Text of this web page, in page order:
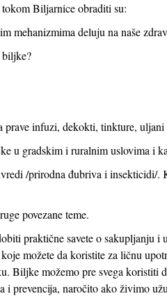
Biljarnice obraditi su:
mehanizmima deluju na naše
biljke?
infuzi, dekokti, tinkture, uljani
u gradskim i ruralnim uslovima i
/prirodna đubriva i insekticidi/.
povezane teme.
praktične savete o sakupljanju
možete da koristite za ličnu
Biljke možemo pre svega koristiti
i prevencija, naročito ako živimo